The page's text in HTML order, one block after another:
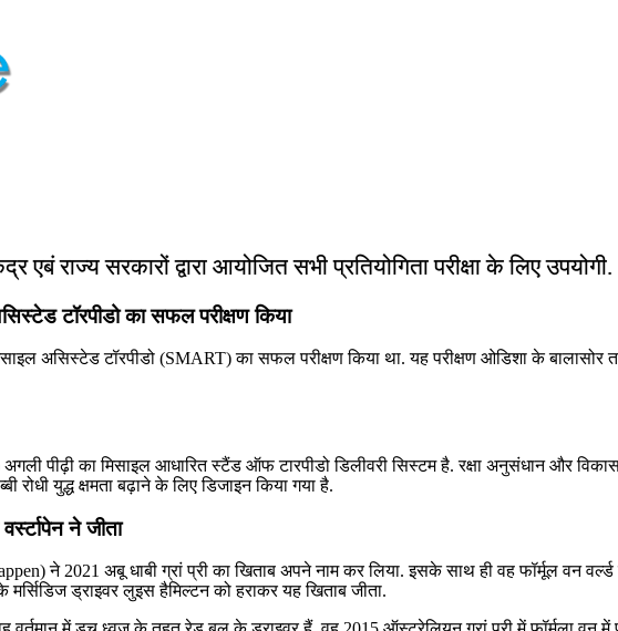
राज्य सरकारों द्वारा आयोजित सभी प्रतियोगिता परीक्षा के लिए उपयोगी.
टॉरपीडो का सफल परीक्षण किया
असिस्टेड टॉरपीडो (SMART) का सफल परीक्षण किया था. यह परीक्षण ओडिशा के बालासोर
अगली पीढ़ी का मिसाइल आधारित स्टैंड ऑफ टारपीडो डिलीवरी सिस्टम है. रक्षा अनुसंधान और
रोधी युद्ध क्षमता बढ़ाने के लिए डिजाइन किया गया है.
ने जीता
ने 2021 अबू धाबी ग्रां प्री का खिताब अपने नाम कर लिया. इसके साथ ही वह फॉर्मूल वन
ड्राइवर लुइस हैमिल्टन को हराकर यह खिताब जीता.